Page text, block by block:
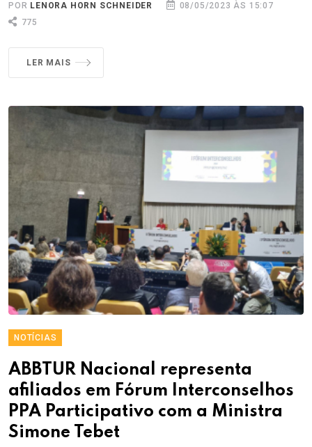
POR LENORA HORN SCHNEIDER
08/05/2023 ÀS 15:07
775
LER MAIS
NOTÍCIAS
ABBTUR Nacional representa
afiliados em Fórum Interconselhos
PPA Participativo com a Ministra
Simone Tebet